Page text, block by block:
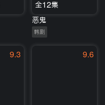
全12集
恶鬼
韩剧
9.3 9.6